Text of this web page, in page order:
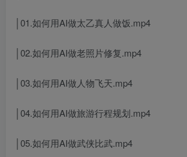
│01.如何用AI做太乙真人做饭.mp4
│02.如何用AI做老照片修复.mp4
│03.如何用AI做人物飞天.mp4
│04.如何用AI做旅游行程规划.mp4
│05.如何用AI做武侠比武.mp4